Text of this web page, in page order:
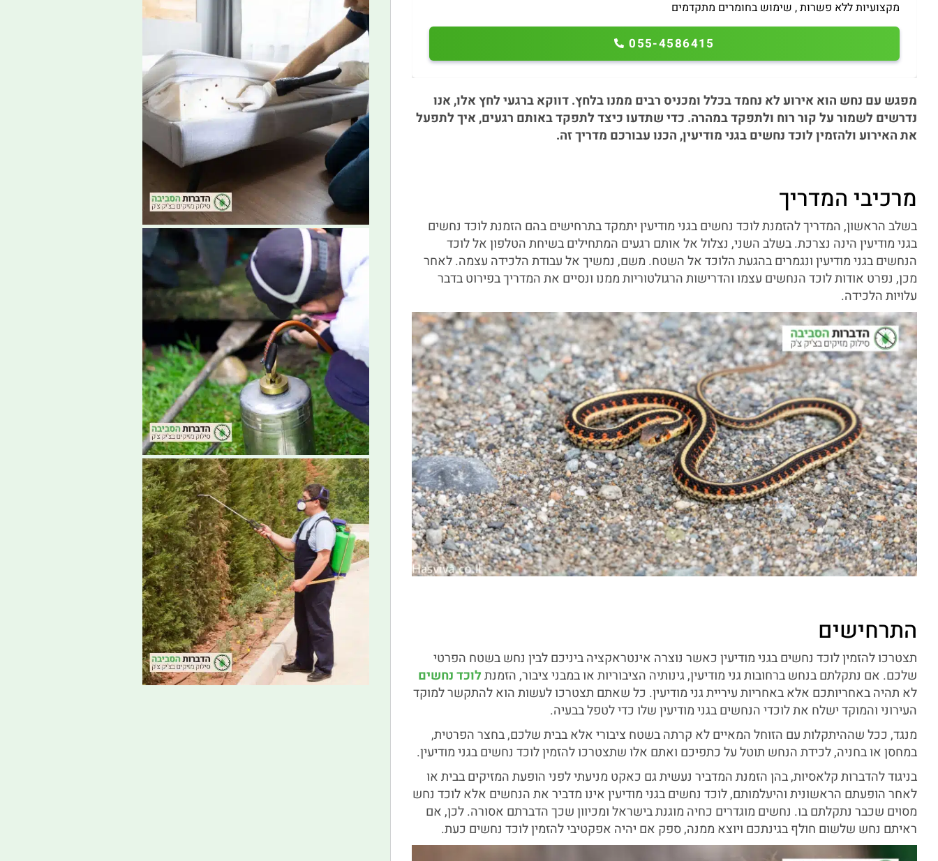
055-4586415
מקצועיות ללא פשרות , שימוש בחומרים מתקדמים
מפגש עם נחש הוא אירוע לא נחמד בכלל ומכניס רבים ממנו בלחץ. דווקא ברגעי לחץ אלו, אנו
נדרשים לשמור על קור רוח ולתפקד במהרה. כדי שתדעו כיצד לתפקד באותם רגעים, איך לתפעל
את האירוע ולהזמין לוכד נחשים בגני מודיעין, הכנו עבורכם מדריך זה.
מרכיבי המדריך
בשלב הראשון, המדריך להזמנת לוכד נחשים בגני מודיעין יתמקד בתרחישים בהם הזמנת לוכד נחשים
בגני מודיעין הינה נצרכת. בשלב השני, נצלול אל אותם רגעים המתחילים בשיחת הטלפון אל לוכד
הנחשים בגני מודיעין ונגמרים בהגעת הלוכד אל השטח. משם, נמשיך אל עבודת הלכידה עצמה. לאחר
מכן, נפרט אודות לוכד הנחשים עצמו והדרישות הרגולטוריות ממנו ונסיים את המדריך בפירוט בדבר
עלויות הלכידה.
התרחישים
תצטרכו להזמין לוכד נחשים בגני מודיעין כאשר נוצרה אינטראקציה ביניכם לבין נחש בשטח הפרטי
שלכם. אם נתקלתם בנחש ברחובות גני מודיעין, גינותיה הציבוריות או במבני ציבור, הזמנתלוכד נחשים
לא תהיה באחריותכם אלא באחריות עיריית גני מודיעין. כל שאתם תצטרכו לעשות הוא להתקשר למוקד
העירוני והמוקד ישלח את לוכדי הנחשים בגני מודיעין שלו כדי לטפל בבעיה.
מנגד, ככל שההיתקלות עם הזוחל המאיים לא קרתה בשטח ציבורי אלא בבית שלכם, בחצר הפרטית,
במחסן או בחניה, לכידת הנחש תוטל על כתפיכם ואתם אלו שתצטרכו להזמין לוכד נחשים בגני מודיעין.
בניגוד להדברות קלאסיות, בהן הזמנת המדביר נעשית גם כאקט מניעתי לפני הופעת המזיקים בבית או
לאחר הופעתם הראשונית והיעלמותם, לוכד נחשים בגני מודיעין אינו מדביר את הנחשים אלא לוכד נחש
מסוים שכבר נתקלתם בו. נחשים מוגדרים כחיה מוגנת בישראל ומכיוון שכך הדברתם אסורה. לכן, אם
ראיתם נחש שלשום חולף בגינתכם ויוצא ממנה, ספק אם יהיה אפקטיבי להזמין לוכד נחשים כעת.